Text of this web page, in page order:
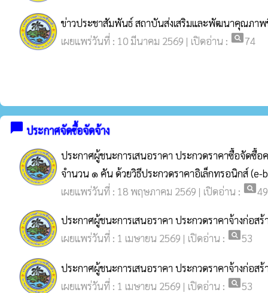
ข่าวประชาสัมพันธ์ สถาบันส่งเสริมและพัฒนาคุณภา
เผยแพร่วันที่ : 10 มีนาคม 2569 | เปิดอ่าน : pageview74
chat_bubble ประกาศจัดซื้อจัดจ้าง
ประกาศผู้ชนะการเสนอราคา ประกวดราคาซื้อจัดซื้
จำนวน ๑ คัน ด้วยวิธีประกวดราคาอิเล็กทรอนิกส์ (e-
เผยแพร่วันที่ : 18 พฤษภาคม 2569 | เปิดอ่าน : pageview49
ประกาศผู้ชนะการเสนอราคา ประกวดราคาจ้างก่อ
เผยแพร่วันที่ : 1 เมษายน 2569 | เปิดอ่าน : pageview53
ประกาศผู้ชนะการเสนอราคา ประกวดราคาจ้างก่อ
เผยแพร่วันที่ : 1 เมษายน 2569 | เปิดอ่าน : pageview53